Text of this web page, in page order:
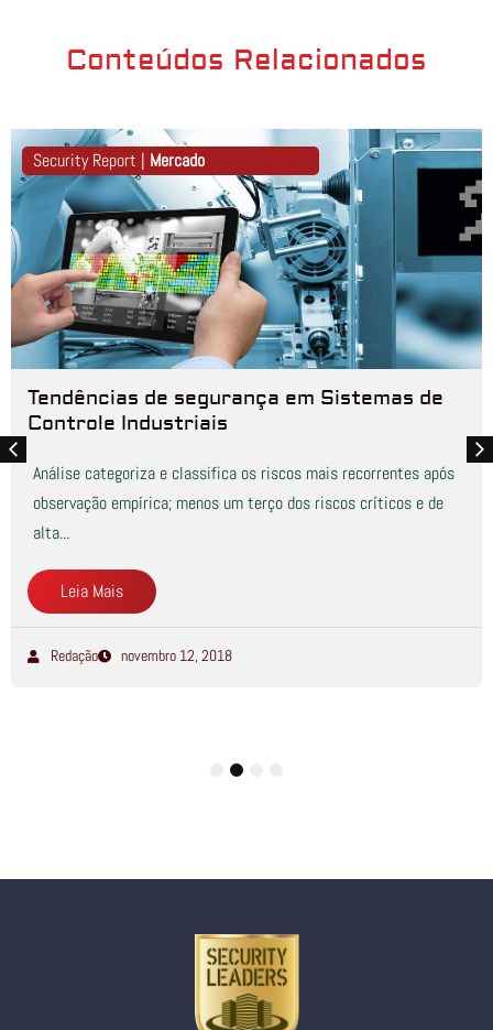
Conteúdos Relacionados
Security Report | Mercado
Tendências de segurança em Sistemas de
Controle Industriais
Análise categoriza e classifica os riscos mais recorrentes após
observação empírica; menos um terço dos riscos críticos e de
alta...
Leia Mais
Redação novembro 12, 2018